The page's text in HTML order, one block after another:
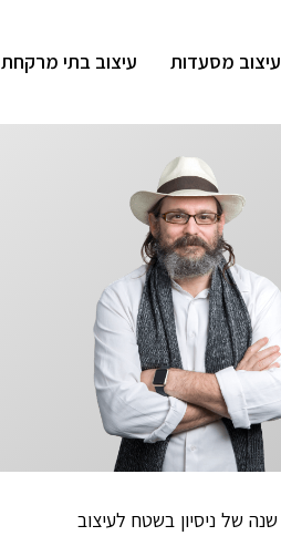
עיצוב מסעדות עיצוב בתי מרקחת
אברהם לב הוא הנדסאי אדריכלות ומעצב פנים מהמובילים בתחום כיום בישראל. לב בעל 20 שנה של ניסיון בשטח לעיצוב